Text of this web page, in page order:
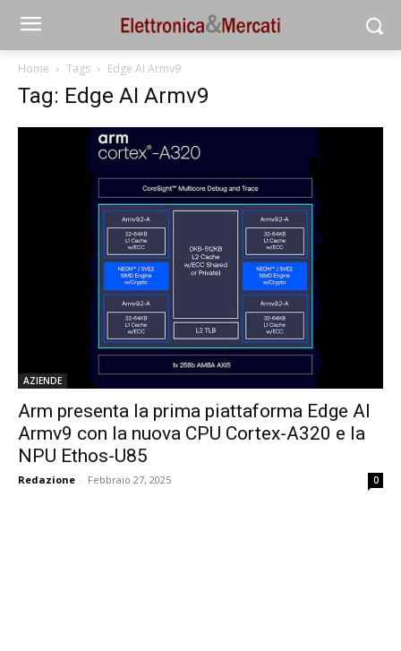
Home Tags Edge AI Armv9
Tag: Edge AI Armv9
AZIENDE
Arm presenta la prima piattaforma Edge AI
Armv9 con la nuova CPU Cortex-A320 e la
NPU Ethos-U85
Redazione - Febbraio 27, 2025 0